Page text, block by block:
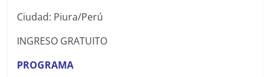
Ciudad: Piura/Perú
INGRESO GRATUITO
PROGRAMA